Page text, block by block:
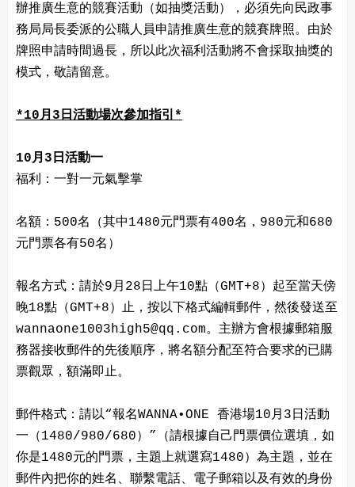
辦推廣生意的競賽活動（如抽獎活動），必須先向民政事
務局局長委派的公職人員申請推廣生意的競賽牌照。由於
牌照申請時間過長，所以此次福利活動將不會採取抽獎的
模式，敬請留意。
*10月3日活動場次參加指引*
10月3日活動一
福利：一對一元氣擊掌
名額：500名（其中1480元門票有400名，980元和680
元門票各有50名）
報名方式：請於9月28日上午10點（GMT+8）起至當天傍
晚18點（GMT+8）止，按以下格式編輯郵件，然後發送至
wannaone1003high5@qq.com。主辦方會根據郵箱服
務器接收郵件的先後順序，將名額分配至符合要求的已購
票觀眾，額滿即止。
郵件格式：請以“報名WANNA•ONE 香港場10月3日活動
一（1480/980/680）”（請根據自己門票價位選填，如
你是1480元的門票，主題上就選寫1480）為主題，並在
郵件內把你的姓名、聯繫電話、電子郵箱以及有效的身份